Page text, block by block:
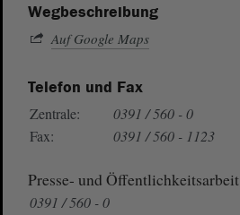
Wegbeschreibung
Auf Google Maps
Telefon und Fax
Zentrale:
0391 / 560 - 0
Fax:
0391 / 560 - 1123
Presse- und Öffentlichkeitsarbeit
0391 / 560 - 0